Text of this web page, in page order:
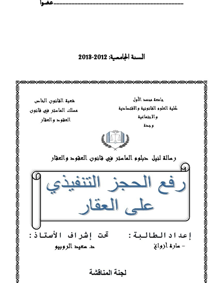
.......................................................................................عضوا
السنة الجامعية: 2012-2013